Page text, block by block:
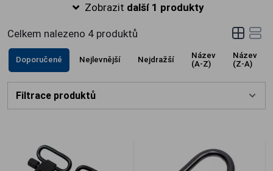
šířce až 25,4 mm (1"). Balení obsahuje 1 pár.
Zobrazit další 1 produkty
Celkem nalezeno 4 produktů
Doporučené Nejlevnější Nejdražší
Název
(A-Z)
Název
(Z-A)
Filtrace produktů